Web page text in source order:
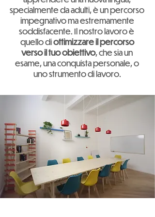
specialmente da adulti, è un percorso
impegnativo ma estremamente
soddisfacente. Il nostro lavoro è
quello diottimizzare il percorso
verso il tuo obiettivo, che sia un
esame, una conquista personale, o
uno strumento di lavoro.